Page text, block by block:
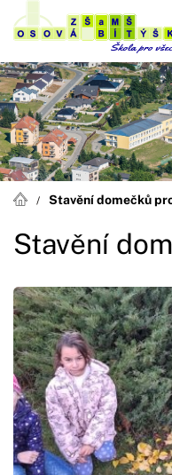
Stavění domečků
Stavění